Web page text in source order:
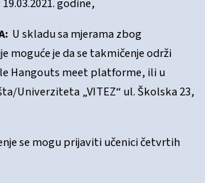
19.03.2021. godine,
U skladu sa mjerama zbog
moguće je da se takmičenje održi
Hangouts meet platforme, ili u
Univerziteta „VITEZ“ ul. Školska 23,
se mogu prijaviti učenici četvrtih